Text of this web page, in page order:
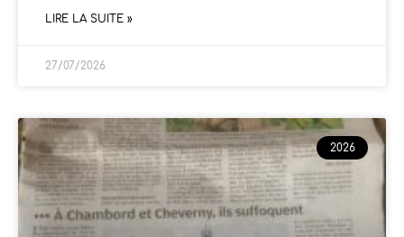
LIRE LA SUITE »
27/07/2026
2026